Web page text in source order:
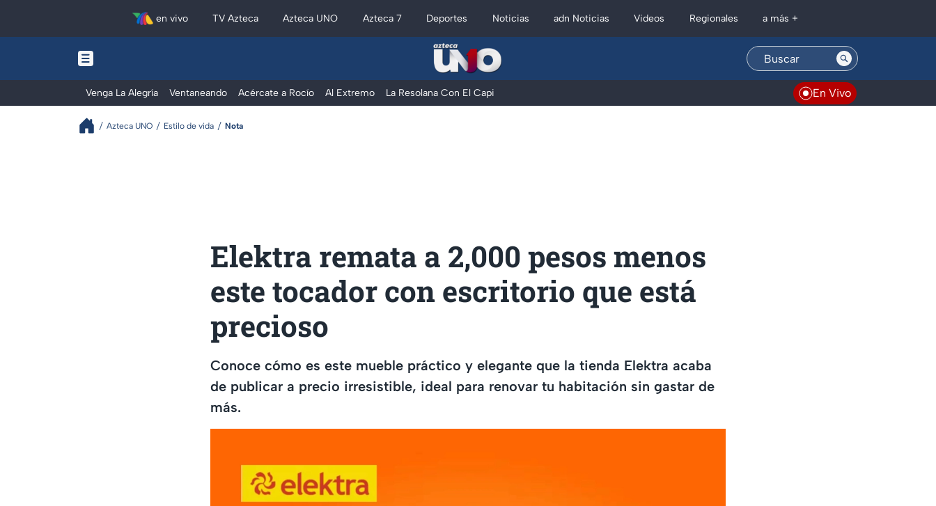
en vivo TV Azteca Azteca UNO Azteca 7 Deportes Noticias adn Noticias Videos Regionales a más +
Venga La Alegría Ventaneando Acércate a Rocío Al Extremo La Resolana Con El Capi En Vivo
Azteca UNO Estilo de vida Nota
Elektra remata a 2,000 pesos menos
este tocador con escritorio que está
precioso
Conoce cómo es este mueble práctico y elegante que la tienda Elektra acaba
de publicar a precio irresistible, ideal para renovar tu habitación sin gastar de
más.